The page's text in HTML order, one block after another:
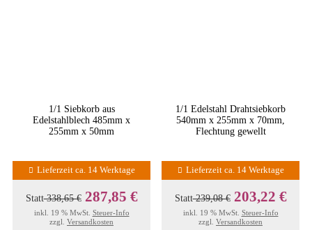
1/1 Siebkorb aus
Edelstahlblech 485mm x
255mm x 50mm
Lieferzeit ca. 14 Werktage
Statt338,65 € 287,85 €
inkl. 19 % MwSt. Steuer-Info
zzgl. Versandkosten
1/1 Edelstahl Drahtsiebkorb
540mm x 255mm x 70mm,
Flechtung gewellt
Lieferzeit ca. 14 Werktage
Statt239,08 € 203,22 €
inkl. 19 % MwSt. Steuer-Info
zzgl. Versandkosten